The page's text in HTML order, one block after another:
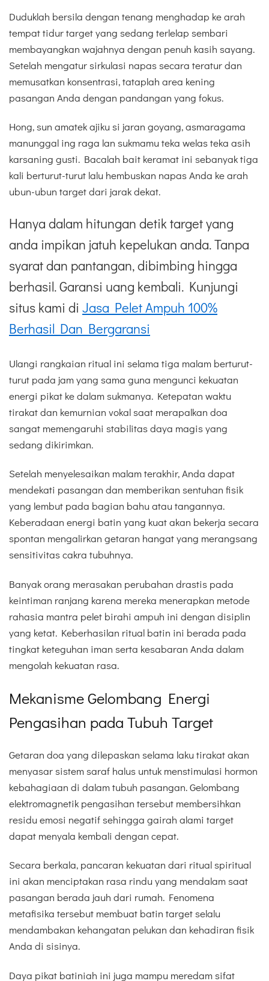
Duduklah bersila dengan tenang menghadap ke arah
tempat tidur target yang sedang terlelap sembari
membayangkan wajahnya dengan penuh kasih sayang.
Setelah mengatur sirkulasi napas secara teratur dan
memusatkan konsentrasi, tataplah area kening
pasangan Anda dengan pandangan yang fokus.
Hong, sun amatek ajiku si jaran goyang, asmaragama
manunggal ing raga lan sukmamu teka welas teka asih
karsaning gusti. Bacalah bait keramat ini sebanyak tiga
kali berturut-turut lalu hembuskan napas Anda ke arah
ubun-ubun target dari jarak dekat.
Hanya dalam hitungan detik target yang
anda impikan jatuh kepelukan anda. Tanpa
syarat dan pantangan, dibimbing hingga
berhasil. Garansi uang kembali. Kunjungi
situs kami di Jasa Pelet Ampuh 100%
Berhasil Dan Bergaransi
Ulangi rangkaian ritual ini selama tiga malam berturut-
turut pada jam yang sama guna mengunci kekuatan
energi pikat ke dalam sukmanya. Ketepatan waktu
tirakat dan kemurnian vokal saat merapalkan doa
sangat memengaruhi stabilitas daya magis yang
sedang dikirimkan.
Setelah menyelesaikan malam terakhir, Anda dapat
mendekati pasangan dan memberikan sentuhan fisik
yang lembut pada bagian bahu atau tangannya.
Keberadaan energi batin yang kuat akan bekerja secara
spontan mengalirkan getaran hangat yang merangsang
sensitivitas cakra tubuhnya.
Banyak orang merasakan perubahan drastis pada
keintiman ranjang karena mereka menerapkan metode
rahasia mantra pelet birahi ampuh ini dengan disiplin
yang ketat. Keberhasilan ritual batin ini berada pada
tingkat keteguhan iman serta kesabaran Anda dalam
mengolah kekuatan rasa.
Mekanisme Gelombang Energi
Pengasihan pada Tubuh Target
Getaran doa yang dilepaskan selama laku tirakat akan
menyasar sistem saraf halus untuk menstimulasi hormon
kebahagiaan di dalam tubuh pasangan. Gelombang
elektromagnetik pengasihan tersebut membersihkan
residu emosi negatif sehingga gairah alami target
dapat menyala kembali dengan cepat.
Secara berkala, pancaran kekuatan dari ritual spiritual
ini akan menciptakan rasa rindu yang mendalam saat
pasangan berada jauh dari rumah. Fenomena
metafisika tersebut membuat batin target selalu
mendambakan kehangatan pelukan dan kehadiran fisik
Anda di sisinya.
Daya pikat batiniah ini juga mampu meredam sifat